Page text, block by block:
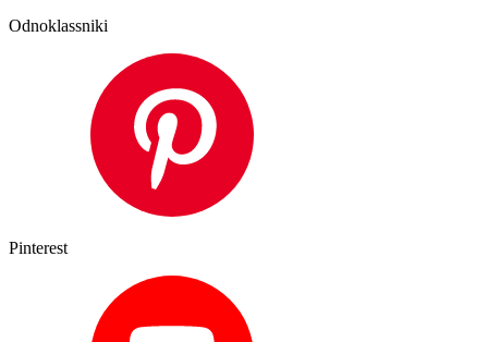
Odnoklassniki
Pinterest